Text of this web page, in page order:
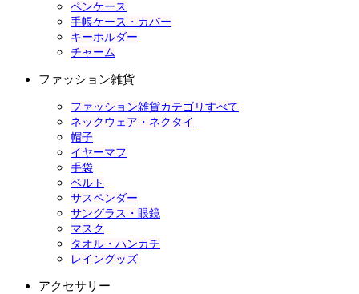
ペンケース
手帳ケース・カバー
キーホルダー
チャーム
ファッション雑貨
ファッション雑貨カテゴリすべて
ネックウェア・ネクタイ
帽子
イヤーマフ
手袋
ベルト
サスペンダー
サングラス・眼鏡
マスク
タオル・ハンカチ
レイングッズ
アクセサリー